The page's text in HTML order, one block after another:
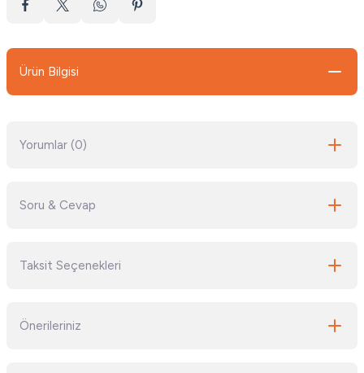
Ürün Bilgisi
Yorumlar (0)
Soru & Cevap
Taksit Seçenekleri
Önerileriniz